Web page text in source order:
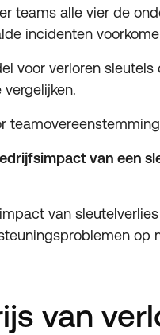
teams alle vier de
incidenten
voor verloren
van een
van
op
van